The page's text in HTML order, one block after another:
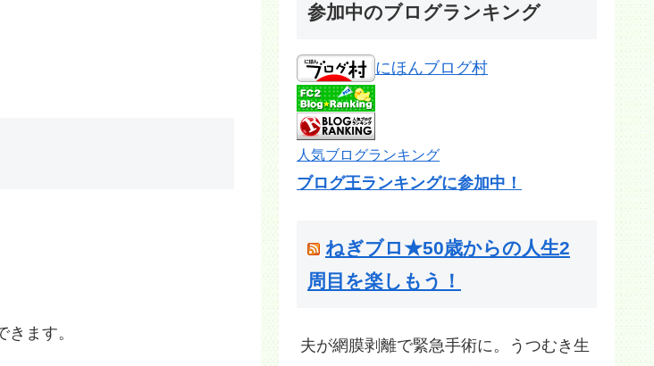
ます。
参加中のブログランキング
にほんブログ村
人気ブログランキング
ブログ王ランキングに参加中！
ねぎブロ★50歳からの人生2
周目を楽しもう！
夫が網膜剥離で緊急手術に。うつむき生